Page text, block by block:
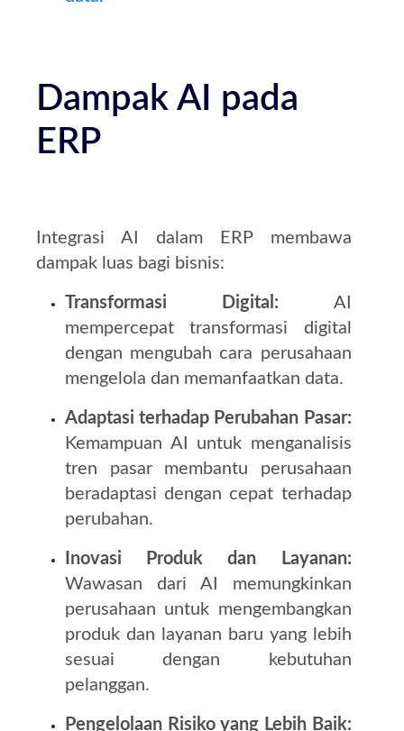
Dampak AI pada
ERP
Integrasi AI dalam ERP membawa
dampak luas bagi bisnis:
Transformasi Digital:
AI
mempercepat transformasi digital
dengan mengubah cara perusahaan
mengelola dan memanfaatkan data.
Adaptasi terhadap Perubahan Pasar:
Kemampuan AI untuk menganalisis
tren pasar membantu perusahaan
beradaptasi dengan cepat terhadap
perubahan.
Inovasi Produk dan Layanan:
Wawasan dari AI memungkinkan
perusahaan untuk mengembangkan
produk dan layanan baru yang lebih
sesuai dengan kebutuhan
pelanggan.
Pengelolaan Risiko yang Lebih Baik: